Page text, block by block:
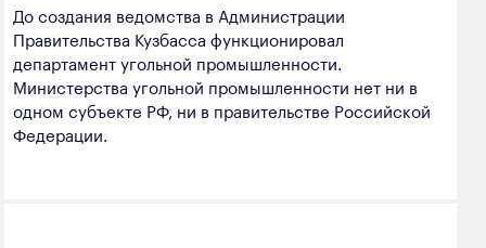
До создания ведомства в Администрации
Правительства Кузбасса функционировал
департамент угольной промышленности.
Министерства угольной промышленности нет ни в
одном субъекте РФ, ни в правительстве Российской
Федерации.